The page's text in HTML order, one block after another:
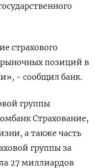
страхового
позиций в
- сообщил банк.
группы
Страхование,
а также часть
группы за
27 миллиардов